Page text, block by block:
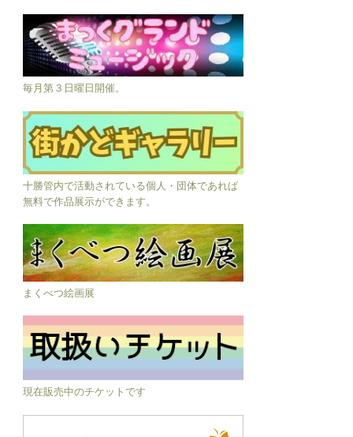
毎月第３日曜日開催。
十勝管内で活動されている個人・団体であれば
無料で作品展示ができます。
まくべつ絵画展
現在販売中のチケットです